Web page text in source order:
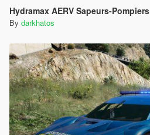
Hydramax AERV Sapeurs-Pompiers
By darkhatos